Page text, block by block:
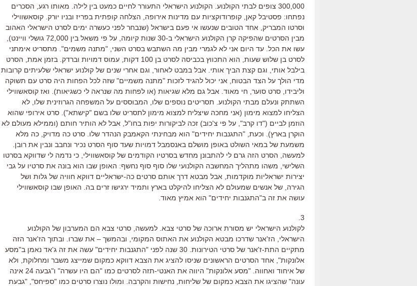
300,000 צופים לבתי הקולנוע. הקולנוע הישראלי התעורר לחיים כמעט בין לילה. מאותו רגע, הסכרים
נפתחו: פסטיבל קאן, קופרודוקציות עם מדינות אירופה, הצלחה קופתית בפריז ובניו יורק. קוסאשווילי
וסרטו המבריק, אחד הטובים שנעשו אי פעם בישראל (שנבחר לפני כעשרה ימים לסרט הישראלי האהוב
מבין הסרטים שהפיקה קרן הקולנוע הישראלי ב-30 שנות קיומה, על פי משאל בין 72,000 גושלי וויינט),
עשו את הכל. עד היום אני לא לגמרי מבין מה השתבש בסרט השני, "מתנה משמים". מתסריט אימתני
לסרט בן שלוש שעות, הוא התכווץ בכביסה לסרט בן 100 דקות, עמוס דמויות וברדק. בזמן אמת, הסרט
בילבל אותי, וגם קצת הביך אותי. אבל במבט לאחור, וגם אחרי שנים של קולנוע ישראלי שלעיתים קרובות
מדי הולך על הצד הבטוח, אני יכול להגיד לזכות "מתנה משמיים" שזה לכל הפחות היה סרט עם תשוקה
וליבידו, סרט סוער, חי מאוד. אבל גם מלא שגיאות (או לפחות מה שנראה לי כשגיאות). ואז קוסאשווילי
השתתק ונעלם מבתי הקולנוע. תסריטים נוספים שלו, המבוססים על המשפחה הגרוזינית שלו, לא
הצליחו למצוא מימון (אני מחכה שיצליח למצוא מימון לתסריט שלו בשם "קישתא"). סרט אירופי שהוא
הוזמן לביים ("דו קרב", על פי צ'כוב) זכה לביקורות יפות בחו"ל, אבל לא הותיר חותם (וממילא מעולם לא
הוקרן בארץ). וכעת, "התגנבות יחידים" הוא מבחינתי הקאמבק הנהדר שלו. סרט כה מדויק, כה מלא
משמעת של במאי השולט באופן מושלם באנסמבל דמויות שעד סוף הסרט נכיר ונחבב ונבין את רובן.
למעשה, הסרט הזה גרם לי להתבונן מחדש בסרטיו הקודמים של קוסאשווילי, כי נדמה לי שדווקא בסרטו
השלישי, משהו מתהליך המחשבה הקולנועי שלו סוף סוף נחשף: האופן שבו הוא בונה את סרטיו על גבי
יצירות ישראליות מוקדמות, אבל מבטא דרך אותם סרטים כה-ישראליים דווקא חוויה של גלות ושל
הגירה, של אנשים שמעולם לא הצליחו להיקלט בארץ ותמיד ירגישו זרים בה. האופן שבו קוסאשווילי
עושה את זה ב"התגנבות יחידים" הוא אמיץ מאוד.
3.
לקולנוע הישראלי יש מסורת ארוכה של סרטי צבא. למעשה, סרטי צבא הם המערבון של הקולנוע
הישראלי, הז'אנר שדרכו מבטא הקולנוע את האתוס המקומי, ובהמשך – את שברו. ובתוך הז'אנר הזה
מתקיים התת-ז'אנר של סרטי הטירונות. 30 שנה לפני "התגנבות יחידים" עשה את זה ג'אד נאמן ב"מסע
אלונקות", אחד הסרטים הראשונים שניסו להציג את הצבא דווקא כמקום שמייצג משבר ומחלוקת, ולא
של איחוד ואחווה. "מסע אלונקות" היווה את האנטי-תזה לסרטים כמו "הם היו עשרה" ו"גבעה 24 אינה
עונה" שהציגו את הצבא כמקום של שליחות, נחישות והקרבה. ומולו נוצרו סרטים כמו "ספיחס", "גבעת